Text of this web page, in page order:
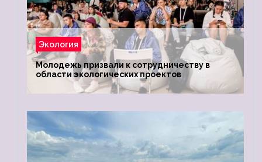
Экология
Молодежь призвали к сотрудничеству в
области экологических проектов